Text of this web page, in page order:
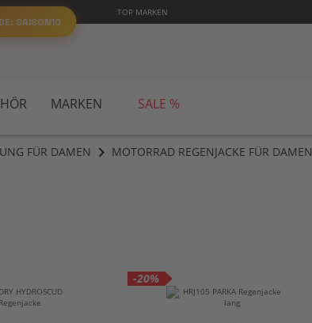
CODE:📋 Code kopieren SAISON10
SAISON10
TOP MARKEN
MARKEN SALE %
FÜR DAMEN MOTORRAD REGENJACKE FÜR DAMEN
-20%